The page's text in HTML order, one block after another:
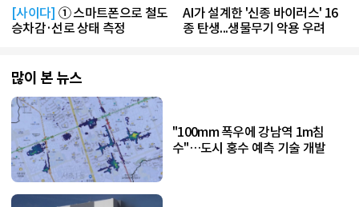
[사이다] ① 스마트폰으로 철도
승차감·선로 상태 측정
AI가 설계한 '신종 바이러스' 16
종 탄생...생물무기 악용 우려
많이 본 뉴스
"100mm 폭우에 강남역 1m침
수"…도시 홍수 예측 기술 개발